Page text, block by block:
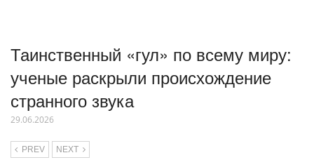
Таинственный «гул» по всему миру:
ученые раскрыли происхождение
странного звука
29.06.2026
PREV NEXT